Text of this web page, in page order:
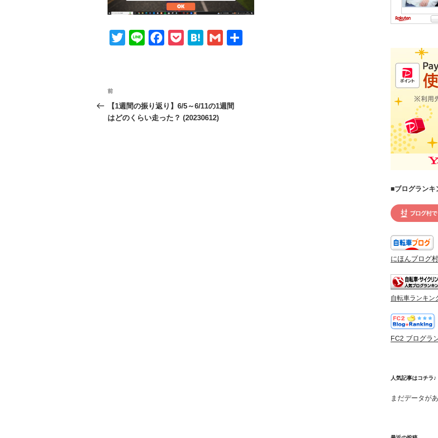
T
Li
F
b
o
P
H
a
G
投
稿
ナ
前
の
投
前
【1週間の振り返り】6/5～6/11の1週間
はどのくらい走った？ (20230612)
■ブログランキ
にほんブログ村
自転車ランキン
FC2 ブログラ
人気記事はコチラ♪
まだデータが